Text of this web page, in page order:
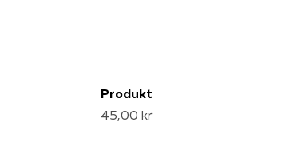
Produkt
45,00 kr